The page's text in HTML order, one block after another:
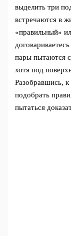
выделить три
встречаются в
«правильный»
пары пытаются
хотя под
Разобравшись,
подобрать
пытаться